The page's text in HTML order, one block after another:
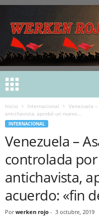
Inicio Internacional
Venezuela
antichavista, aprobó un nuevo...
INTERNACIONAL
Venezuela –
controlada
antichavista,
acuerdo: «fin
Por werken rojo - 3 octubre, 2019